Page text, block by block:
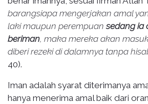
barangsiapa mengerjakan amal
laki maupun perempuansedang ia
beriman, maka mereka akan
diberi rezeki di dalamnya tanpa
40).
Iman adalah syarat diterimanya
hanya menerima amal baik dari